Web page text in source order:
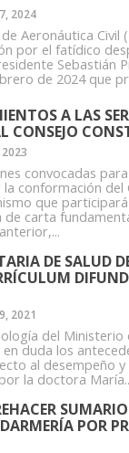
2024
Aeronáutica Civil
por el fatídico
Sebastián
de 2024 que
A LAS
CONSEJO
convocadas
conformación del
que
de carta
DE SALUD
2021
del Ministerio
duda los
al desempeño
la doctora
POR